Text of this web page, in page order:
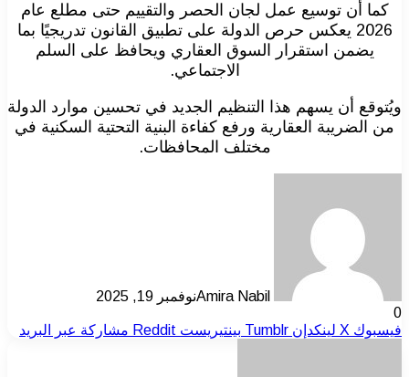
كما أن توسيع عمل لجان الحصر والتقييم حتى مطلع عام
2026 يعكس حرص الدولة على تطبيق القانون تدريجيًا بما
يضمن استقرار السوق العقاري ويحافظ على السلم
الاجتماعي.
ويُتوقع أن يسهم هذا التنظيم الجديد في تحسين موارد الدولة
من الضريبة العقارية ورفع كفاءة البنية التحتية السكنية في
مختلف المحافظات.
Amira Nabilنوفمبر 19, 2025
0
فيسبوك ‫X لينكدإن بينتيريست مشاركة عبر البريد